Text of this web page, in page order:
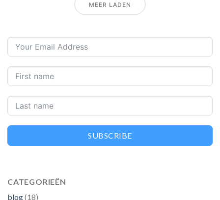
MEER LADEN
SUBSCRIBE
CATEGORIEËN
blog(18)